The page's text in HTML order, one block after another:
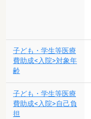
子ども・学生等医療
費助成<入院>対象年
齢
子ども・学生等医療
費助成<入院>自己負
担